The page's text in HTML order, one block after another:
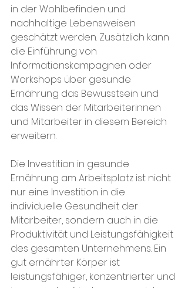
in der Wohlbefinden und
nachhaltige Lebensweisen
geschätzt werden. Zusätzlich kann
die Einführung von
Informationskampagnen oder
Workshops über gesunde
Ernährung das Bewusstsein und
das Wissen der Mitarbeiterinnen
und Mitarbeiter in diesem Bereich
erweitern.
Die Investition in gesunde
Ernährung am Arbeitsplatz ist nicht
nur eine Investition in die
individuelle Gesundheit der
Mitarbeiter, sondern auch in die
Produktivität und Leistungsfähigkeit
des gesamten Unternehmens. Ein
gut ernährter Körper ist
leistungsfähiger, konzentrierter und